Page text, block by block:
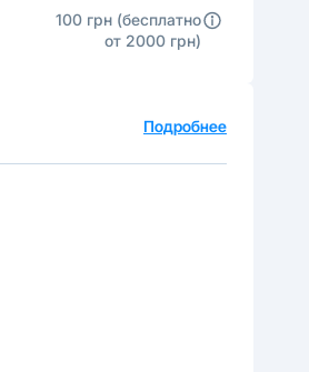
100 грн (бесплатно
от 2000 грн)
Подробнее